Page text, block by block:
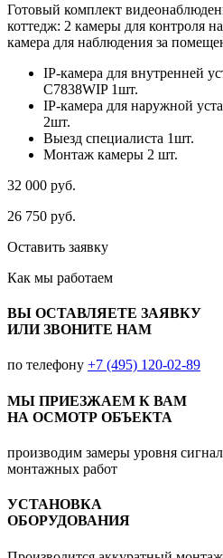
Готовый комплект
коттедж: 2 камеры для контроля
камера для наблюдения за
IP-камера для внутренней
C7838WIP 1шт.
IP-камера для наружной
2шт.
Выезд специалиста 1шт.
Монтаж камеры 2 шт.
32 000 руб.
26 750 руб.
Оставить заявку
Как мы работаем
ВЫ ОСТАВЛЯЕТЕ ЗАЯВКУ
ИЛИ ЗВОНИТЕ НАМ
по телефону +7 (495) 120-02-89
МЫ ПРИЕЗЖАЕМ К ВАМ
НА ОСМОТР ОБЪЕКТА
производим замеры уровня
монтажных работ
УСТАНОВКА
ОБОРУДОВАНИЯ